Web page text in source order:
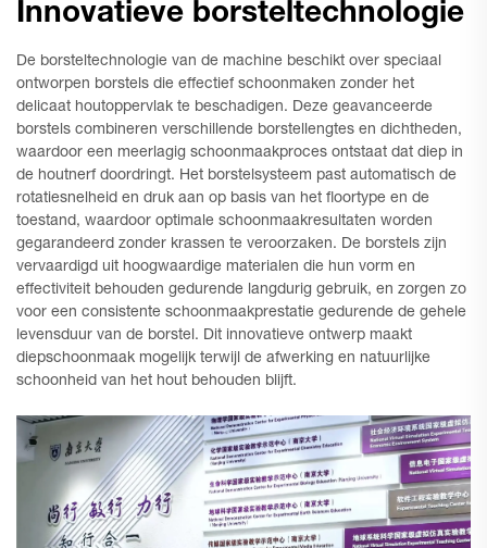
Innovatieve borsteltechnologie
De borsteltechnologie van de machine beschikt over speciaal
ontworpen borstels die effectief schoonmaken zonder het
delicaat houtoppervlak te beschadigen. Deze geavanceerde
borstels combineren verschillende borstellengtes en dichtheden,
waardoor een meerlagig schoonmaakproces ontstaat dat diep in
de houtnerf doordringt. Het borstelsysteem past automatisch de
rotatiesnelheid en druk aan op basis van het floortype en de
toestand, waardoor optimale schoonmaakresultaten worden
gegarandeerd zonder krassen te veroorzaken. De borstels zijn
vervaardigd uit hoogwaardige materialen die hun vorm en
effectiviteit behouden gedurende langdurig gebruik, en zorgen zo
voor een consistente schoonmaakprestatie gedurende de gehele
levensduur van de borstel. Dit innovatieve ontwerp maakt
diepschoonmaak mogelijk terwijl de afwerking en natuurlijke
schoonheid van het hout behouden blijft.